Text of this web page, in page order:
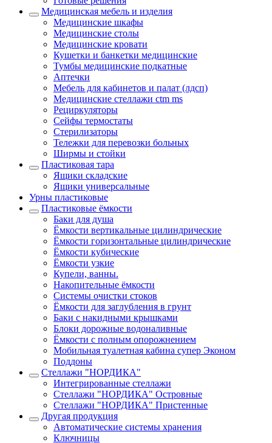
Медицинская мебель и изделия
Медицинские шкафы
Медицинские столы
Медицинские кровати
Кушетки и банкетки медицинские
Тумбы медицинские подкатные
Аптечки
Мебель для кабинетов и палат (лдсп)
Медицинские стеллажи ctm ms
Рециркуляторы
Сейфы термостаты
Стерилизаторы
Тележки для перевозки больных
Ширмы и стойки
Пластиковая тара
Ящики складские
Ящики универсальные
Урны пластиковые
Пластиковые ёмкости
Баки для душа
Ёмкости вертикальные цилиндрические
Ёмкости горизонтальные цилиндрические
Ёмкости кубические
Ёмкости узкие
Купели, ванны.
Накопительные ёмкости
Системы очистки стоков
Ёмкости для заглубления в грунт
Баки с накидными крышками
Блоки дорожные водоналивные
Ёмкости с полным опорожнением
Мобильная туалетная кабина супер Эконом
Поддоны
Стеллажи "НОРДИКА"
Интегрированные стеллажи
Стеллажи "НОРДИКА" Островные
Стеллажи "НОРДИКА" Пристенные
Другая продукция
Автоматические системы хранения
Ключницы